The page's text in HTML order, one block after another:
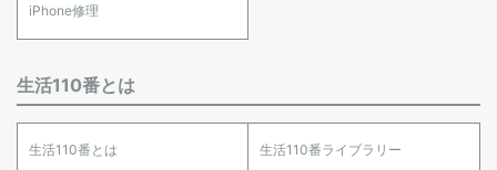
iPhone修理
生活110番とは
生活110番とは 生活110番ライブラリー